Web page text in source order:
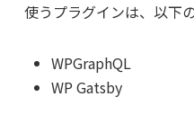
使うプラグインは、以下
WPGraphQL
WP Gatsby